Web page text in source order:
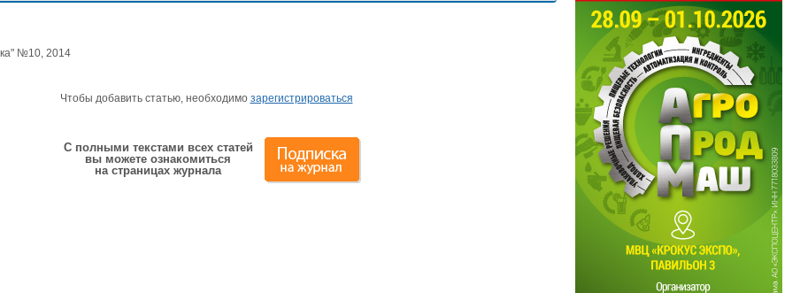
№10, 2014
Чтобы добавить статью, необходимо зарегистрироваться
С полными текстами всех статей
вы можете ознакомиться
на страницах журнала